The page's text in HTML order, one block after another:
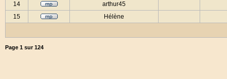
14
arthur45
15
Hélène
Page 1 sur124